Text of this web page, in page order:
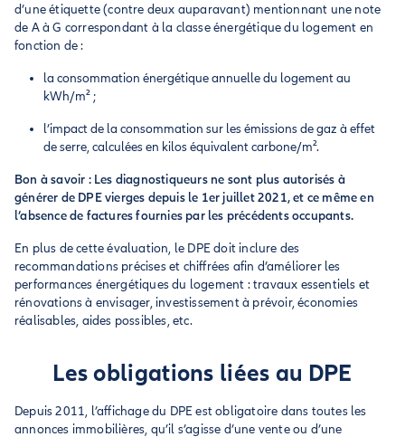
d’une étiquette (contre deux auparavant) mentionnant une note
de A à G correspondant à la classe énergétique du logement en
fonction de :
la consommation énergétique annuelle du logement au
kWh/m² ;
l’impact de la consommation sur les émissions de gaz à effet
de serre, calculées en kilos équivalent carbone/m².
Bon à savoir : Les diagnostiqueurs ne sont plus autorisés à
générer de DPE vierges depuis le 1er juillet 2021, et ce même en
l’absence de factures fournies par les précédents occupants.
En plus de cette évaluation, le DPE doit inclure des
recommandations précises et chiffrées afin d’améliorer les
performances énergétiques du logement : travaux essentiels et
rénovations à envisager, investissement à prévoir, économies
réalisables, aides possibles, etc.
Les obligations liées au DPE
Depuis 2011, l’affichage du DPE est obligatoire dans toutes les
annonces immobilières, qu’il s’agisse d’une vente ou d’une